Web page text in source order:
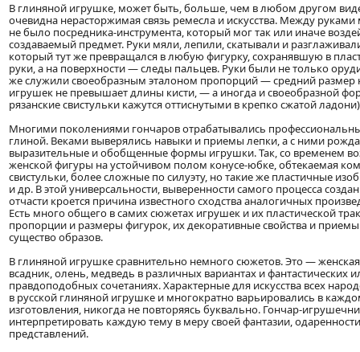
В глиняной игрушке, может быть, больше, чем в любом другом
очевидна нерасторжимая связь ремесла и искусства. Между
не было посредника-инструмента, который мог так или иначе
создаваемый предмет. Руки мяли, лепили, скатывали и
который тут же превращался в любую фигурку, сохранявшую в
руки, а на поверхности — следы пальцев. Руки были не только
же служили своеобразным эталоном пропорций — средний размер
игрушек не превышает длины кисти, — а иногда и своеобразной
рязанские свистульки кажутся оттиснутыми в крепко сжатой
Многими поколениями гончаров отрабатывались
глиной. Веками выверялись навыки и приемы лепки, а с ними
выразительные и обобщенные формы игрушки. Так, со временем
женской фигуры на устойчивом полом конусе-юбке, обтекаемая
свистульки, более сложные по силуэту, но такие же пластичные
и др. В этой универсальности, выверенности самого процесса
отчасти кроется причина известного сходства аналогичных
Есть много общего в самих сюжетах игрушек и их пластической
пропорции и размеры фигурок, их декоративные свойства и
существо образов.
В глиняной игрушке сравнительно немного сюжетов. Это —
всадник, олень, медведь в различных вариантах и фантастических
правдоподобных сочетаниях. Характерные для искусства всех
в русской глиняной игрушке и многократно варьировались в
изготовления, никогда не повторяясь буквально. Гончар-
интерпретировать каждую тему в меру своей фантазии,
представлений.